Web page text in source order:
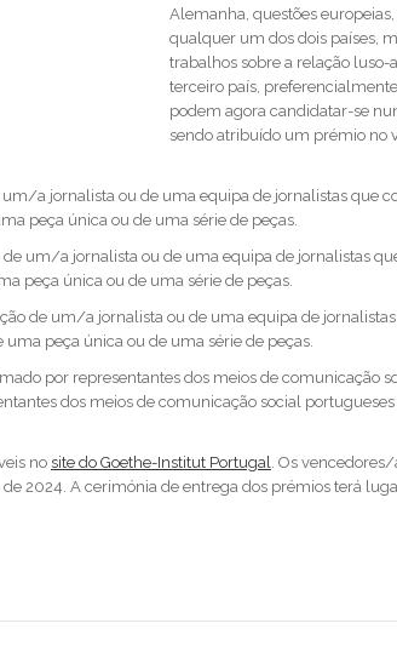
Alemanha, questões
qualquer um dos dois países,
trabalhos sobre a relação
terceiro país,
podem agora candidatar-se
sendo atribuído um prémio no
a jornalista ou de uma equipa de jornalistas que
peça única ou de uma série de peças.
um/a jornalista ou de uma equipa de jornalistas
peça única ou de uma série de peças.
de um/a jornalista ou de uma equipa de
peça única ou de uma série de peças.
por representantes dos meios de comunicação
dos meios de comunicação social
no site do Goethe-Institut Portugal. Os
2024. A cerimónia de entrega dos prémios terá